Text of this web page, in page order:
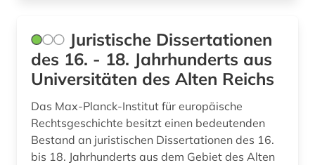
keramik (1)
kinderliteratur (1)
kirchliche einrichtung (1)
Juristische Dissertationen
des 16. - 18. Jahrhunderts aus
Universitäten des Alten Reichs
Das Max-Planck-Institut für europäische
Rechtsgeschichte besitzt einen bedeutenden
Bestand an juristischen Dissertationen des 16.
bis 18. Jahrhunderts aus dem Gebiet des Alten